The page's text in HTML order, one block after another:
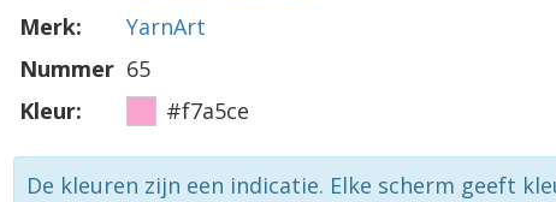
Merk:
YarnArt
Nummer 65
Kleur:
#f7a5ce
De kleuren zijn een indicatie. Elke scherm geeft